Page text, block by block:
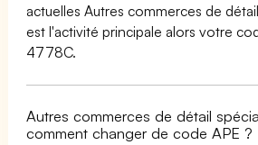
actuelles Autres commerces de
est l'activité principale alors votre
4778C.
Autres commerces de détail
comment changer de code APE ?